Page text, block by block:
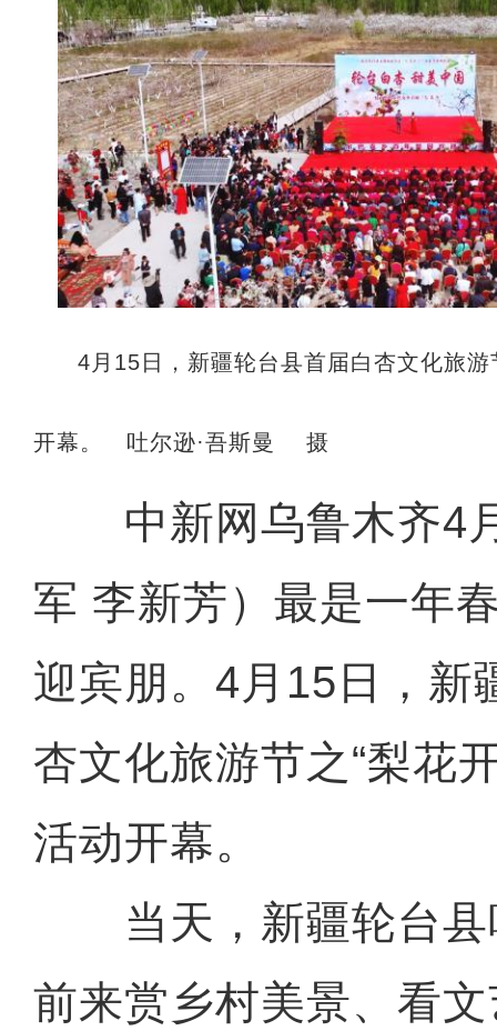
4月15日，新疆轮台县首届白杏文化旅
开幕。 吐尔逊·吾斯曼 摄
中新网乌鲁木齐4
军 李新芳）最是一年
迎宾朋。4月15日，新
杏文化旅游节之“梨花
活动开幕。
当天，新疆轮台县
前来赏乡村美景、看